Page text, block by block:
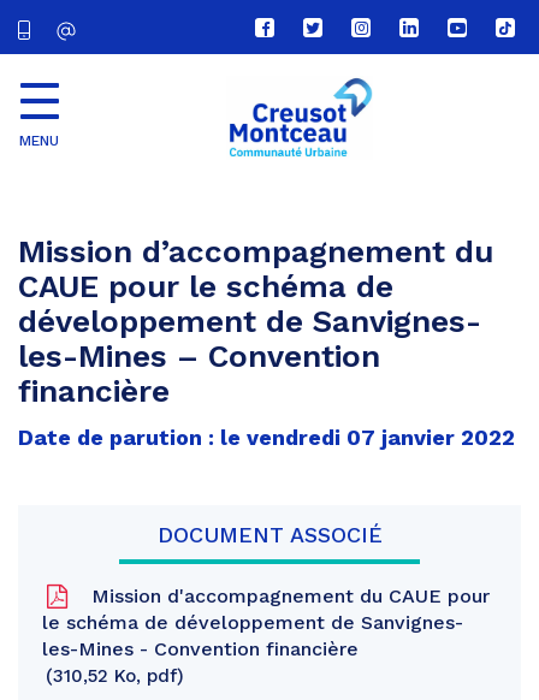
Lien
vers
compte
Facebook
Lien
vers
compte
Twitter
Lien
vers
le
compte
Lien
vers
Lien
vers
Lien
vers
MENU
Mission d’accompagnement du
CAUE pour le schéma de
développement de Sanvignes-
les-Mines – Convention
financière
Date de parution : le vendredi 07 janvier 2022
DOCUMENT ASSOCIÉ
Mission d'accompagnement du CAUE pour
le schéma de développement de Sanvignes-
les-Mines - Convention financière
310,52 Ko, pdf